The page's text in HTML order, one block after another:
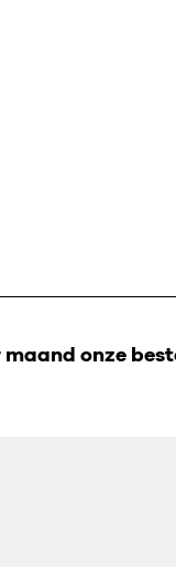
maand onze